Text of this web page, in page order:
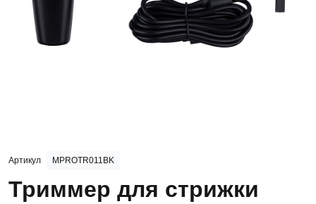
Артикул MPROTR011BK
Триммер для стрижки